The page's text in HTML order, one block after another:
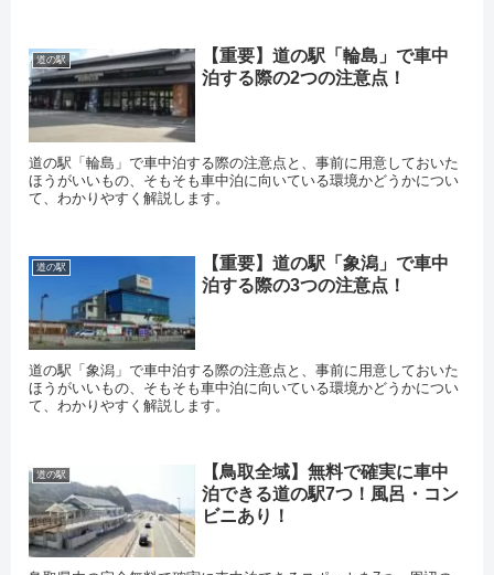
道の駅
【重要】道の駅「輪島」で車中
泊する際の2つの注意点！
道の駅「輪島」で車中泊する際の注意点と、事前に用意しておいた
ほうがいいもの、そもそも車中泊に向いている環境かどうかについ
て、わかりやすく解説します。
道の駅
【重要】道の駅「象潟」で車中
泊する際の3つの注意点！
道の駅「象潟」で車中泊する際の注意点と、事前に用意しておいた
ほうがいいもの、そもそも車中泊に向いている環境かどうかについ
て、わかりやすく解説します。
道の駅
【鳥取全域】無料で確実に車中
泊できる道の駅7つ！風呂・コン
ビニあり！